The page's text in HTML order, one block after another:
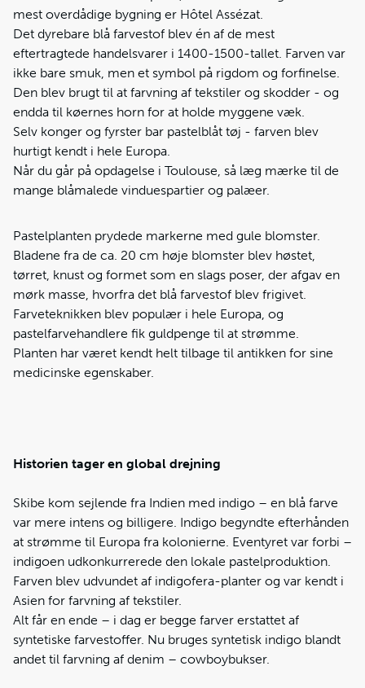
mest overdådige bygning er Hôtel Assézat.
Det dyrebare blå farvestof blev én af de mest
eftertragtede handelsvarer i 1400-1500-tallet. Farven var
ikke bare smuk, men et symbol på rigdom og forfinelse.
Den blev brugt til at farvning af tekstiler og skodder - og
endda til køernes horn for at holde myggene væk.
Selv konger og fyrster bar pastelblåt tøj - farven blev
hurtigt kendt i hele Europa.
Når du går på opdagelse i Toulouse, så læg mærke til de
mange blåmalede vinduespartier og palæer.
Pastelplanten prydede markerne med gule blomster.
Bladene fra de ca. 20 cm høje blomster blev høstet,
tørret, knust og formet som en slags poser, der afgav en
mørk masse, hvorfra det blå farvestof blev frigivet.
Farveteknikken blev populær i hele Europa, og
pastelfarvehandlere fik guldpenge til at strømme.
Planten har været kendt helt tilbage til antikken for sine
medicinske egenskaber.
Historien tager en global drejning
Skibe kom sejlende fra Indien med indigo – en blå farve
var mere intens og billigere. Indigo begyndte efterhånden
at strømme til Europa fra kolonierne. Eventyret var forbi –
indigoen udkonkurrerede den lokale pastelproduktion.
Farven blev udvundet af indigofera-planter og var kendt i
Asien for farvning af tekstiler.
Alt får en ende – i dag er begge farver erstattet af
syntetiske farvestoffer. Nu bruges syntetisk indigo blandt
andet til farvning af denim – cowboybukser.